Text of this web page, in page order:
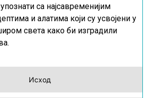
Исход
са најсавременијим
и алатима који су усвојени у
света како би изградили